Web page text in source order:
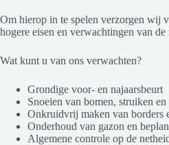
Om hierop in te spelen verzorgen wij
hogere eisen en verwachtingen van
Wat kunt u van ons verwachten?
Grondige voor- en najaarsbeurt
Snoeien van bomen, struiken en
Onkruidvrij maken van borders
Onderhoud van gazon en
Algemene controle op de